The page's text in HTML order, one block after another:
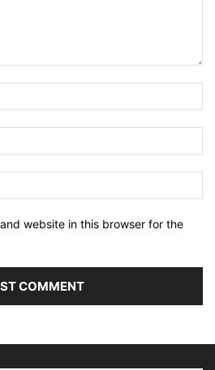
website in this browser for the